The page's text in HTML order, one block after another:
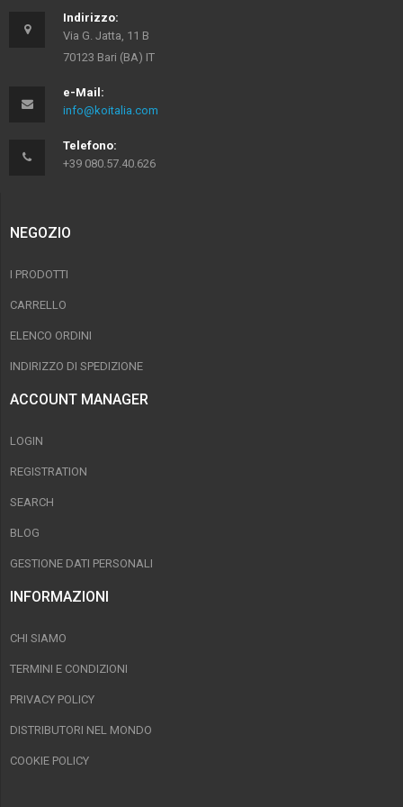
Indirizzo:
Via G. Jatta, 11 B
70123 Bari (BA) IT
e-Mail:
info@koitalia.com
Telefono:
+39 080.57.40.626
NEGOZIO
I PRODOTTI
CARRELLO
ELENCO ORDINI
INDIRIZZO DI SPEDIZIONE
ACCOUNT MANAGER
LOGIN
REGISTRATION
SEARCH
BLOG
GESTIONE DATI PERSONALI
INFORMAZIONI
CHI SIAMO
TERMINI E CONDIZIONI
PRIVACY POLICY
DISTRIBUTORI NEL MONDO
COOKIE POLICY